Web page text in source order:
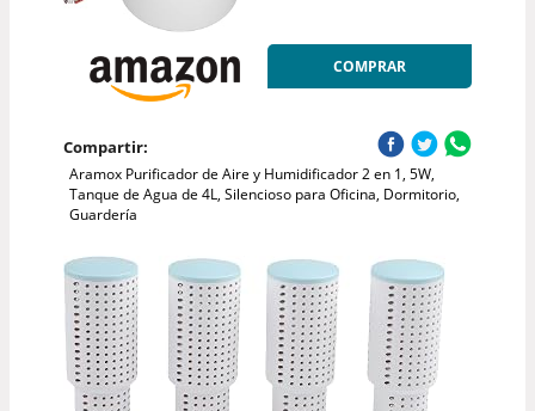
COMPRAR
Compartir:
Aramox Purificador de Aire y Humidificador 2 en 1, 5W,
Tanque de Agua de 4L, Silencioso para Oficina, Dormitorio,
Guardería